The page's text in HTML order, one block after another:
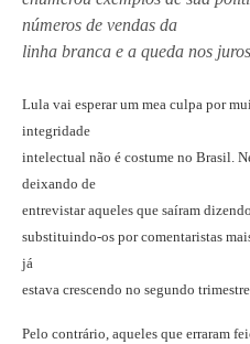
números de vendas da
linha branca e a queda nos
Lula vai esperar um mea culpa por
integridade
intelectual não é costume no Brasil.
deixando de
entrevistar aqueles que saíram
substituindo-os por comentaristas
já
estava crescendo no segundo
Pelo contrário, aqueles que erraram